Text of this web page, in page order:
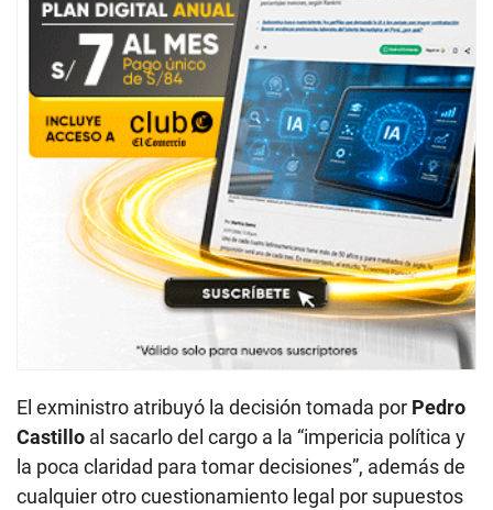
El exministro atribuyó la decisión tomada por Pedro
Castillo al sacarlo del cargo a la “impericia política y
la poca claridad para tomar decisiones”, además de
cualquier otro cuestionamiento legal por supuestos